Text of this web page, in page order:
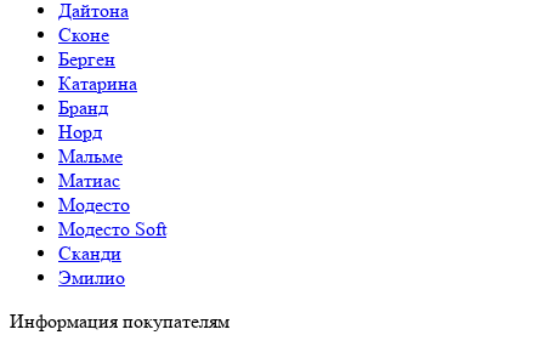
Дайтона
Сконе
Берген
Катарина
Бранд
Норд
Мальме
Матиас
Модесто
Модесто Soft
Сканди
Эмилио
Информация покупателям